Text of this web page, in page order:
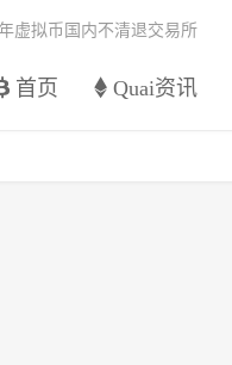
首页 Quai资讯
虚拟币国内不清退交易所